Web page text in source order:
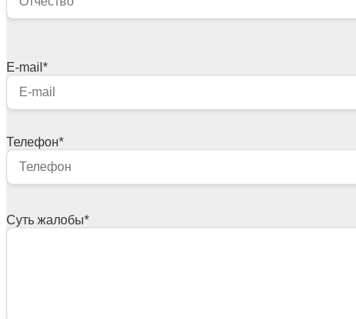
E-mail *
Телефон*
Суть жалобы*